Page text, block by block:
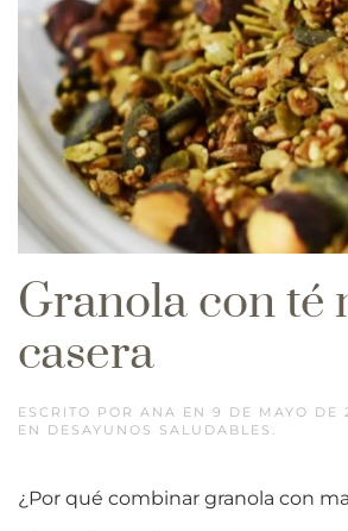
Granola con té
casera
ESCRITO POR ANA EN 9 DE MAYO DE
EN DESAYUNOS SALUDABLES .
¿Por qué combinar granola con